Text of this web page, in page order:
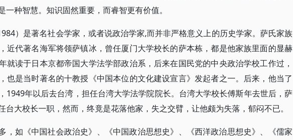
一种智慧。知识固然重要，而睿智更有价值。
）是著名社会学家，或者说政治学家,而并非严格意义上的历史学家。萨氏家族
近代著名海军将领萨镇冰，曾任厦门大学校长的萨本栋，都是他家族里面的显赫
就读于日本京都帝国大学法学部政治系，后来在国民党的中央政治学校工作过，
也是当时著名的十教授《中国本位的文化建设宣言》发起者之一。后来，他当了
1949年以后去台湾，担任台湾大学法学院院长。台湾大学校长傅斯年去世后，萨
台大校长一职，然而，终竟是花落他家，失之交臂，让他颇为失落，郁闷不已。
，如《中国社会政治史》、《中国政治思想史》、《西洋政治思想史》、《儒家